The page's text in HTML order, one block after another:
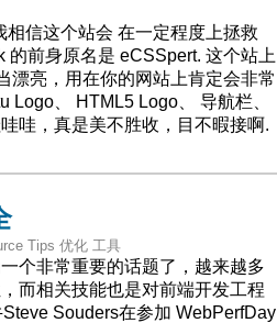
信这个站会 在一定程度上拯救
前身原名是 eCSSpert. 这个站上
漂亮，用在你的网站上肯定会非常
Logo、 HTML5 Logo、 导航栏、
，真是美不胜收，目不暇接啊.
Tips 优化 工具
个非常重要的话题了，越来越多
而相关技能也是对前端开发工程
Souders在参加 WebPerfDay